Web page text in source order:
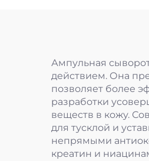
Ампульная
действием. Она
позволяет более
разработки
веществ в кожу.
для тусклой и
непрямыми
креатин и